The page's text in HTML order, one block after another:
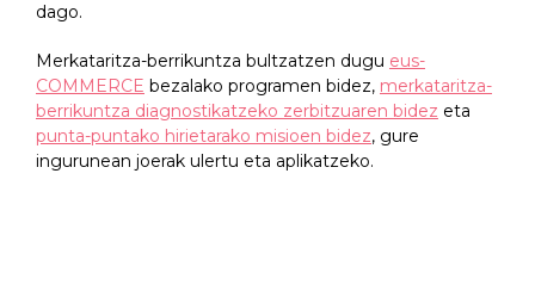
dago.
Merkataritza-berrikuntza bultzatzen dugu eus-
COMMERCE bezalako programen bidez, merkataritza-
berrikuntza diagnostikatzeko zerbitzuaren bidez eta
punta-puntako hirietarako misioen bidez, gure
ingurunean joerak ulertu eta aplikatzeko.